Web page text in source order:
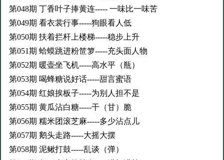
第048期 丁香叶子捧黄连----- 一味比一味苦
第049期 看衣裳行事-----狗眼看人低
第050期 扶着拦杆上楼梯-----稳步上升
第051期 蛤蟆跳进粉笸箩-----充头面人物
第052期 暖壶坐飞机-----高水平（瓶）
第053期 喝蜂糖说好话-----甜言蜜语
第054期 红娘挨板子-----为别人担不是
第055期 黄瓜沾白糖-----干（甘）脆
第056期 糯米团滚芝麻-----多少沾点儿
第057期 鹅头走路-----大摇大摆
第058期 泥鳅打鼓-----乱谈（弹）